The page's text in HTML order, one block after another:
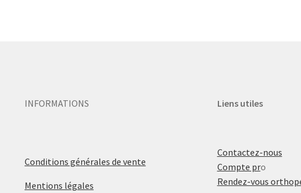
INFORMATIONS
Conditions générales de vente
Mentions légales
Liens utiles
Contactez-nous
Compte pro
Rendez-vous